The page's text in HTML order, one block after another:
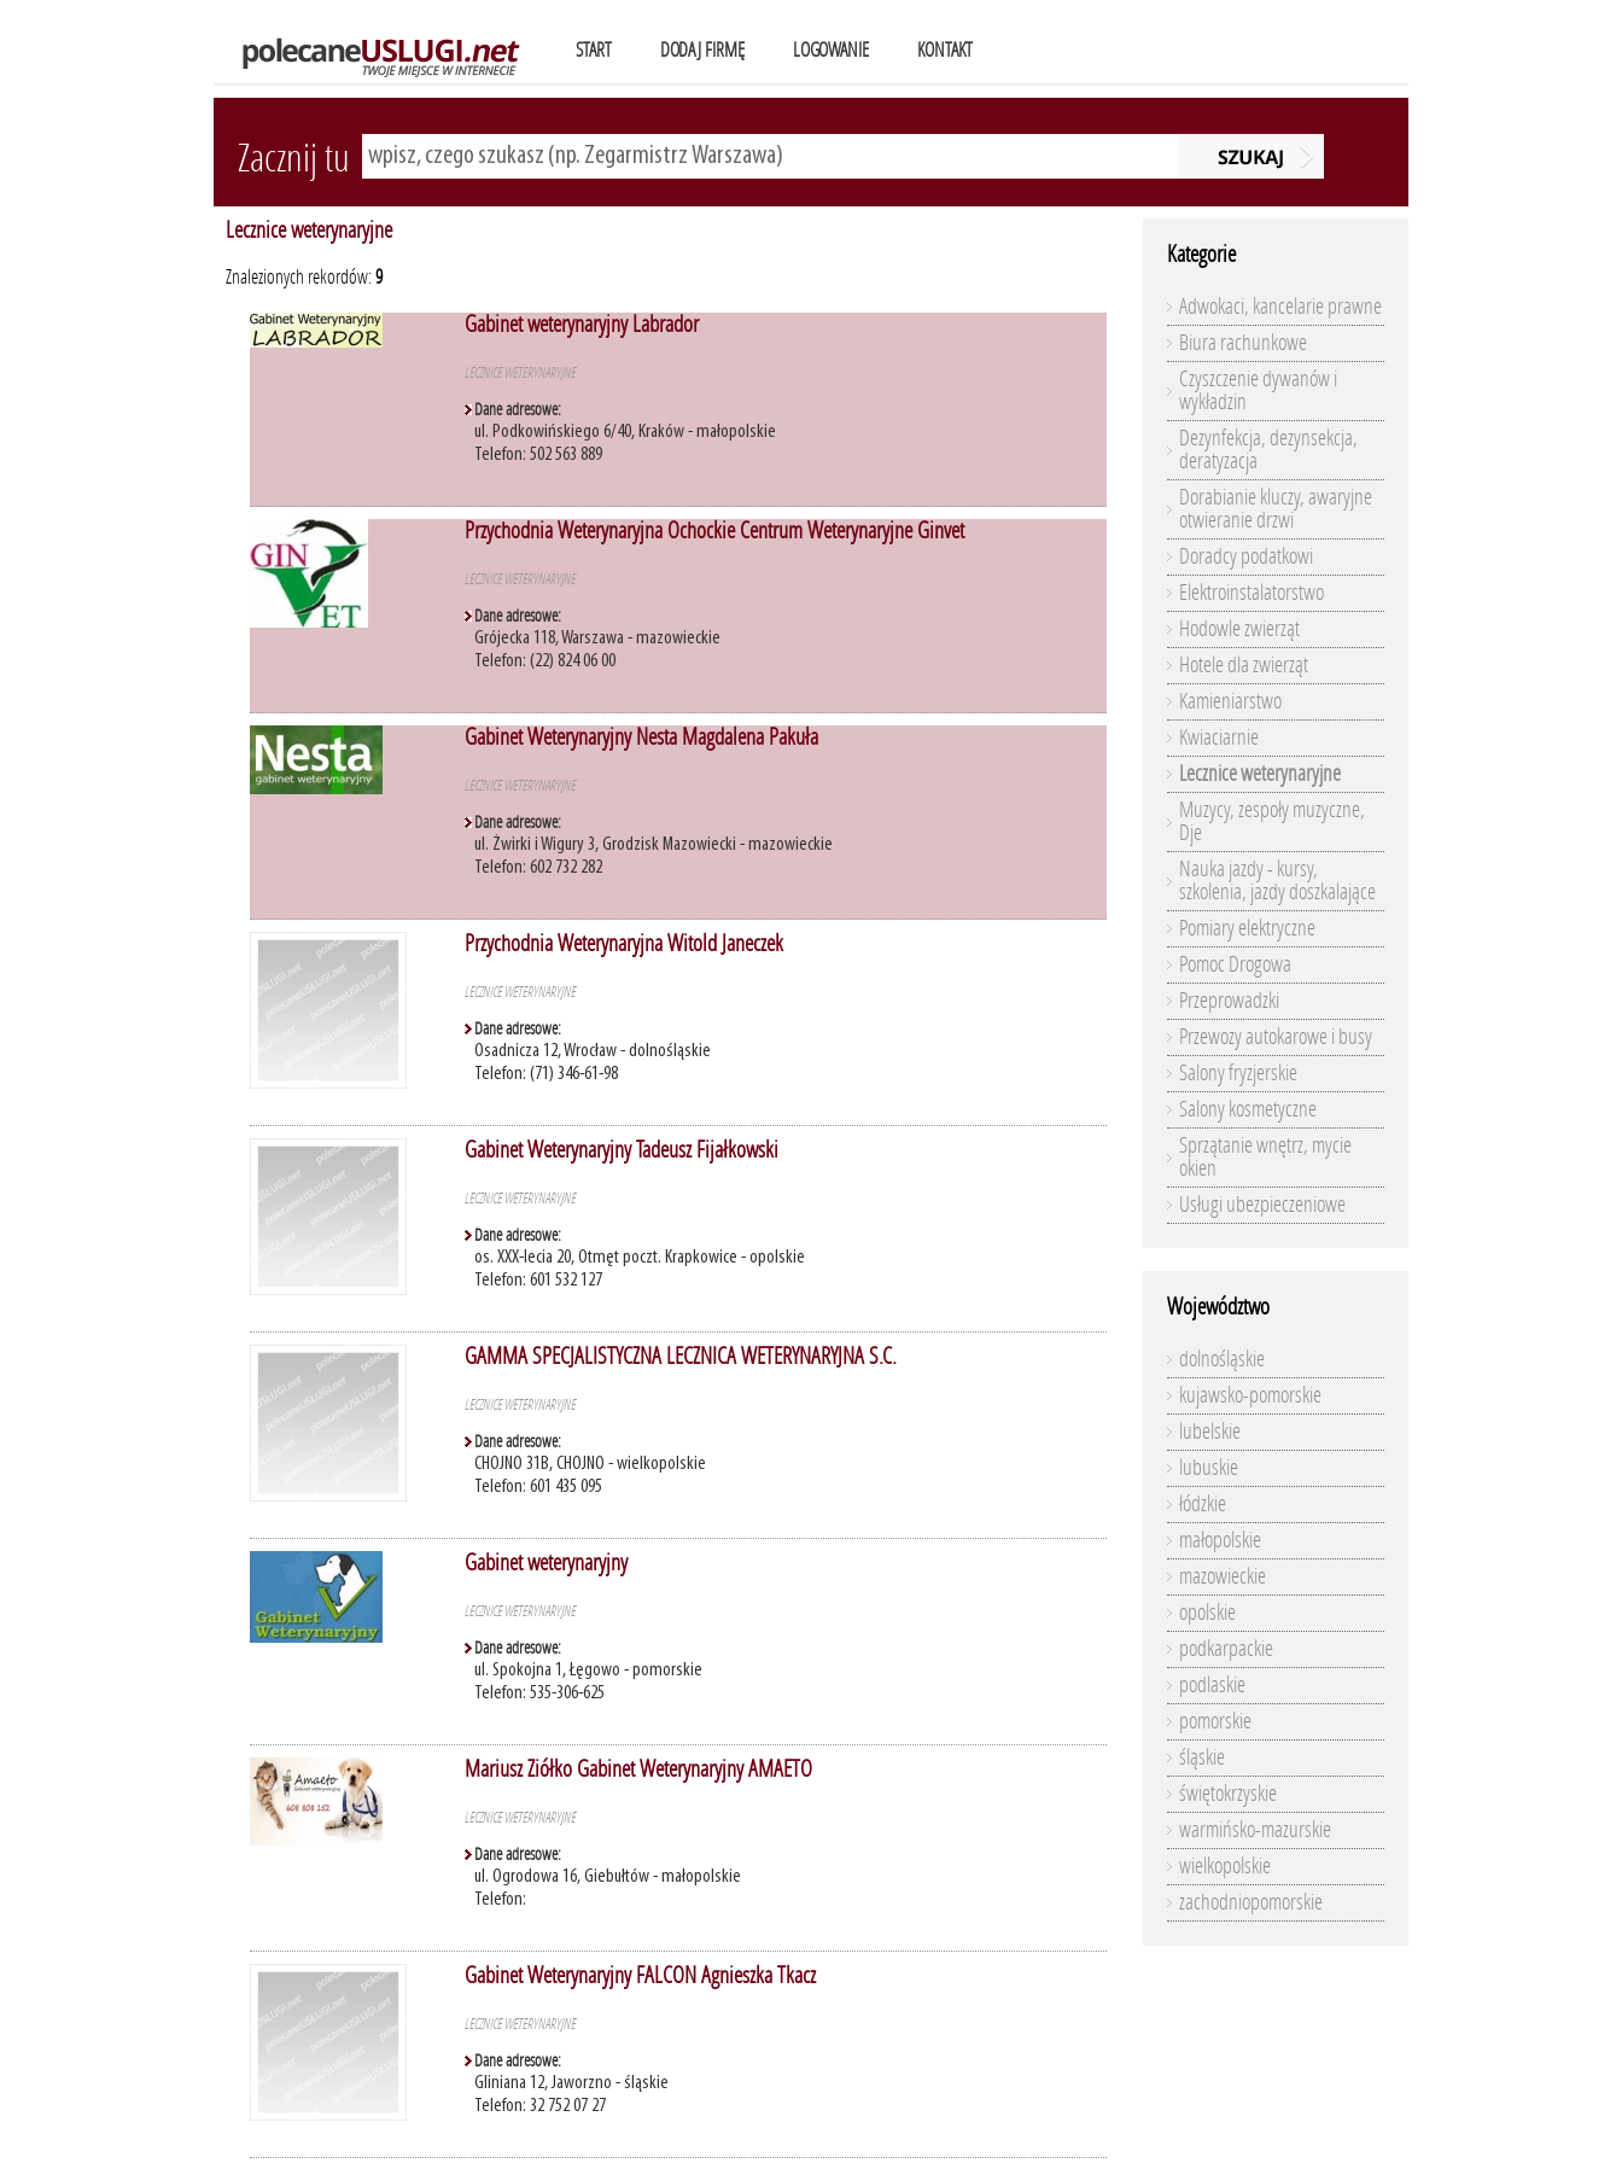
START DODAJ FIRMĘ LOGOWANIE KONTAKT
Zacznij tu
Lecznice weterynaryjne
Znalezionych rekordów:9
Gabinet weterynaryjny Labrador
LECZNICE WETERYNARYJNE
Dane adresowe:
ul. Podkowińskiego 6/40, Kraków - małopolskie
Telefon: 502 563 889
Przychodnia Weterynaryjna Ochockie Centrum Weterynaryjne Ginvet
LECZNICE WETERYNARYJNE
Dane adresowe:
Grójecka 118, Warszawa - mazowieckie
Telefon: (22) 824 06 00
Gabinet Weterynaryjny Nesta Magdalena Pakuła
LECZNICE WETERYNARYJNE
Dane adresowe:
ul. Żwirki i Wigury 3, Grodzisk Mazowiecki - mazowieckie
Telefon: 602 732 282
Przychodnia Weterynaryjna Witold Janeczek
LECZNICE WETERYNARYJNE
Dane adresowe:
Osadnicza 12, Wrocław - dolnośląskie
Telefon: (71) 346-61-98
Gabinet Weterynaryjny Tadeusz Fijałkowski
LECZNICE WETERYNARYJNE
Dane adresowe:
os. XXX-lecia 20, Otmęt poczt. Krapkowice - opolskie
Telefon: 601 532 127
GAMMA SPECJALISTYCZNA LECZNICA WETERYNARYJNA S.C.
LECZNICE WETERYNARYJNE
Dane adresowe:
CHOJNO 31B, CHOJNO - wielkopolskie
Telefon: 601 435 095
Gabinet weterynaryjny
LECZNICE WETERYNARYJNE
Dane adresowe:
ul. Spokojna 1, Łęgowo - pomorskie
Telefon: 535-306-625
Mariusz Ziółko Gabinet Weterynaryjny AMAETO
LECZNICE WETERYNARYJNE
Dane adresowe:
ul. Ogrodowa 16, Giebułtów - małopolskie
Telefon:
Gabinet Weterynaryjny FALCON Agnieszka Tkacz
LECZNICE WETERYNARYJNE
Dane adresowe:
Gliniana 12, Jaworzno - śląskie
Telefon: 32 752 07 27
Kategorie
Adwokaci, kancelarie prawne
Biura rachunkowe
Czyszczenie dywanów i
wykładzin
Dezynfekcja, dezynsekcja,
deratyzacja
Dorabianie kluczy, awaryjne
otwieranie drzwi
Doradcy podatkowi
Elektroinstalatorstwo
Hodowle zwierząt
Hotele dla zwierząt
Kamieniarstwo
Kwiaciarnie
Lecznice weterynaryjne
Muzycy, zespoły muzyczne,
Dje
Nauka jazdy - kursy,
szkolenia, jazdy doszkalające
Pomiary elektryczne
Pomoc Drogowa
Przeprowadzki
Przewozy autokarowe i busy
Salony fryzjerskie
Salony kosmetyczne
Sprzątanie wnętrz, mycie
okien
Usługi ubezpieczeniowe
Województwo
dolnośląskie
kujawsko-pomorskie
lubelskie
lubuskie
łódzkie
małopolskie
mazowieckie
opolskie
podkarpackie
podlaskie
pomorskie
śląskie
świętokrzyskie
warmińsko-mazurskie
wielkopolskie
zachodniopomorskie